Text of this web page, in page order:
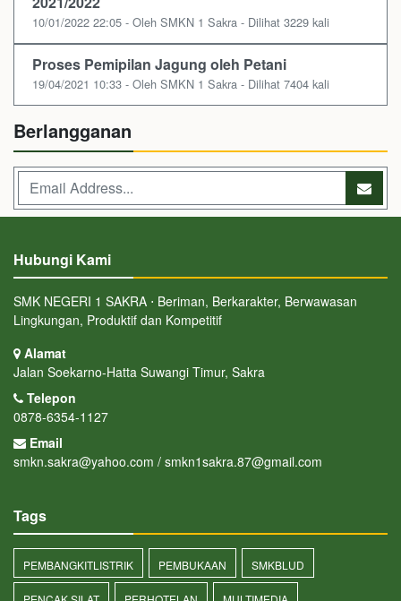
10/01/2022 22:05 - Oleh SMKN 1 Sakra - Dilihat 3229 kali
Proses Pemipilan Jagung oleh Petani
19/04/2021 10:33 - Oleh SMKN 1 Sakra - Dilihat 7404 kali
Berlangganan
Hubungi Kami
SMK NEGERI 1 SAKRA ⋅ Beriman, Berkarakter, Berwawasan
Lingkungan, Produktif dan Kompetitif
Alamat
Jalan Soekarno-Hatta Suwangi Timur, Sakra
Telepon
0878-6354-1127
Email
smkn.sakra@yahoo.com / smkn1sakra.87@gmail.com
Tags
PEMBANGKITLISTRIK PEMBUKAAN SMKBLUD